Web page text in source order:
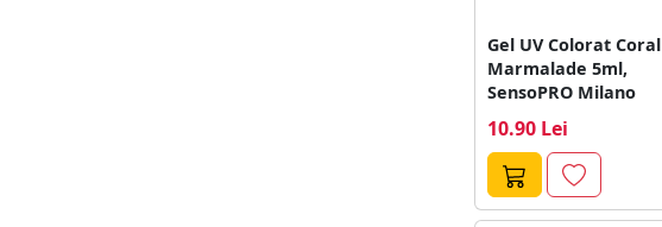
Gel UV Colorat Coral
Marmalade 5ml,
SensoPRO Milano
10.90 Lei